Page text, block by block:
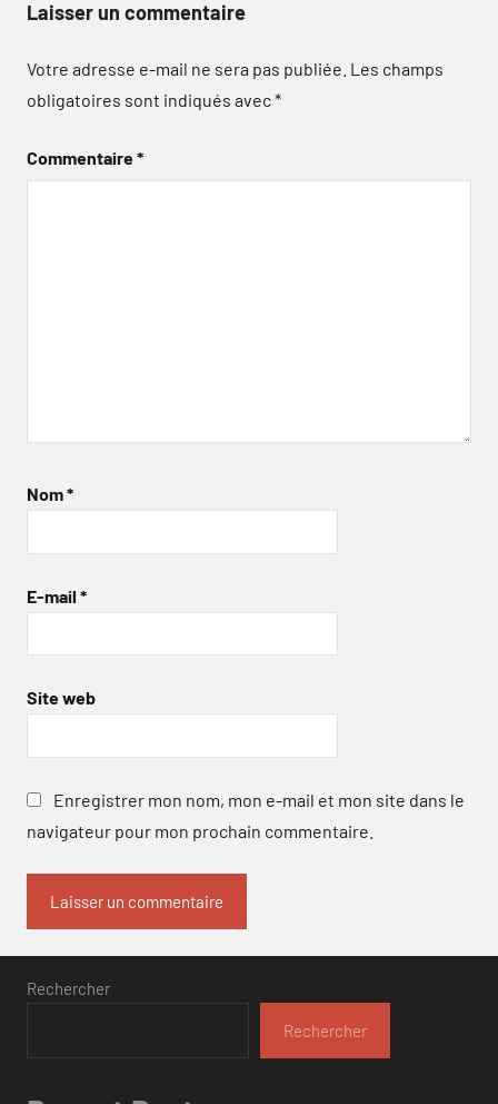
Laisser un commentaire
Votre adresse e-mail ne sera pas publiée. Les champs
obligatoires sont indiqués avec*
Commentaire*
Nom*
E-mail *
Site web
Enregistrer mon nom, mon e-mail et mon site dans le
navigateur pour mon prochain commentaire.
Rechercher
Rechercher